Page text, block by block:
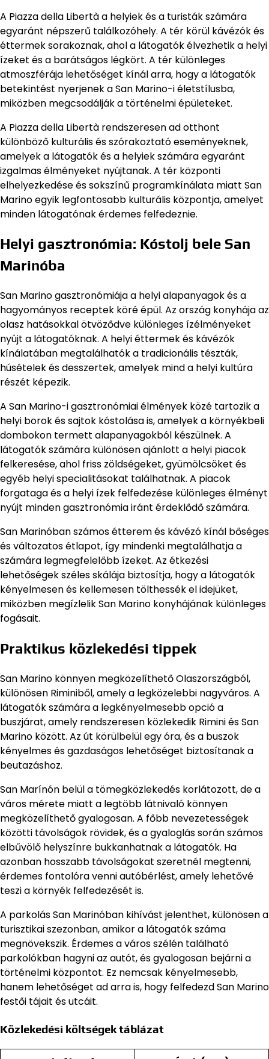
A Piazza della Libertà a helyiek és a turisták számára
egyaránt népszerű találkozóhely. A tér körül kávézók és
éttermek sorakoznak, ahol a látogatók élvezhetik a helyi
ízeket és a barátságos légkört. A tér különleges
atmoszférája lehetőséget kínál arra, hogy a látogatók
betekintést nyerjenek a San Marino-i életstílusba,
miközben megcsodálják a történelmi épületeket.
A Piazza della Libertà rendszeresen ad otthont
különböző kulturális és szórakoztató eseményeknek,
amelyek a látogatók és a helyiek számára egyaránt
izgalmas élményeket nyújtanak. A tér központi
elhelyezkedése és sokszínű programkínálata miatt San
Marino egyik legfontosabb kulturális központja, amelyet
minden látogatónak érdemes felfedeznie.
Helyi gasztronómia: Kóstolj bele San
Marinóba
San Marino gasztronómiája a helyi alapanyagok és a
hagyományos receptek köré épül. Az ország konyhája az
olasz hatásokkal ötvöződve különleges ízélményeket
nyújt a látogatóknak. A helyi éttermek és kávézók
kínálatában megtalálhatók a tradicionális tészták,
húsételek és desszertek, amelyek mind a helyi kultúra
részét képezik.
A San Marino-i gasztronómiai élmények közé tartozik a
helyi borok és sajtok kóstolása is, amelyek a környékbeli
dombokon termett alapanyagokból készülnek. A
látogatók számára különösen ajánlott a helyi piacok
felkeresése, ahol friss zöldségeket, gyümölcsöket és
egyéb helyi specialitásokat találhatnak. A piacok
forgataga és a helyi ízek felfedezése különleges élményt
nyújt minden gasztronómia iránt érdeklődő számára.
San Marinóban számos étterem és kávézó kínál bőséges
és változatos étlapot, így mindenki megtalálhatja a
számára legmegfelelőbb ízeket. Az étkezési
lehetőségek széles skálája biztosítja, hogy a látogatók
kényelmesen és kellemesen tölthessék el idejüket,
miközben megízlelik San Marino konyhájának különleges
fogásait.
Praktikus közlekedési tippek
San Marino könnyen megközelíthető Olaszországból,
különösen Riminiből, amely a legközelebbi nagyváros. A
látogatók számára a legkényelmesebb opció a
buszjárat, amely rendszeresen közlekedik Rimini és San
Marino között. Az út körülbelül egy óra, és a buszok
kényelmes és gazdaságos lehetőséget biztosítanak a
beutazáshoz.
San Marínón belül a tömegközlekedés korlátozott, de a
város mérete miatt a legtöbb látnivaló könnyen
megközelíthető gyalogosan. A főbb nevezetességek
közötti távolságok rövidek, és a gyaloglás során számos
elbűvölő helyszínre bukkanhatnak a látogatók. Ha
azonban hosszabb távolságokat szeretnél megtenni,
érdemes fontolóra venni autóbérlést, amely lehetővé
teszi a környék felfedezését is.
A parkolás San Marinóban kihívást jelenthet, különösen a
turisztikai szezonban, amikor a látogatók száma
megnövekszik. Érdemes a város szélén található
parkolókban hagyni az autót, és gyalogosan bejárni a
történelmi központot. Ez nemcsak kényelmesebb,
hanem lehetőséget ad arra is, hogy felfedezd San Marino
festői tájait és utcáit.
Közlekedési költségek táblázat